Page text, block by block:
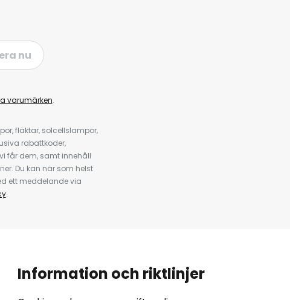
nu
varumärken.
fläktar, solcellslampor,
rabattkoder,
får dem, samt innehåll
Du kan när som helst
ett meddelande via
.
Information och riktlinjer